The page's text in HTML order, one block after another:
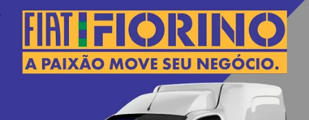
Versão escolhida